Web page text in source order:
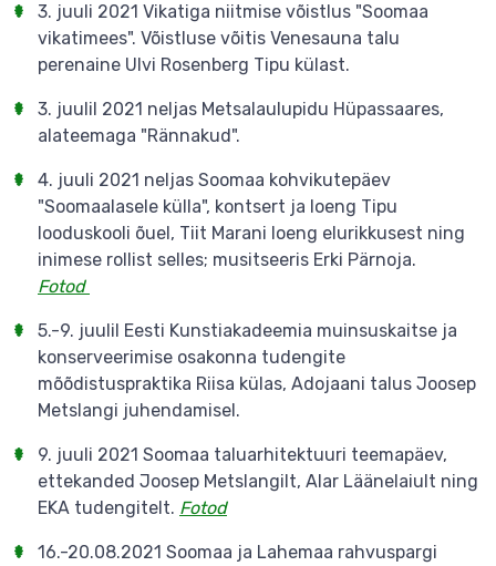
3. juuli 2021 Vikatiga niitmise võistlus "Soomaa
vikatimees". Võistluse võitis Venesauna talu
perenaine Ulvi Rosenberg Tipu külast.
3. juulil 2021 neljas Metsalaulupidu Hüpassaares,
alateemaga "Rännakud".
4. juuli 2021 neljas Soomaa kohvikutepäev
"Soomaalasele külla", kontsert ja loeng Tipu
looduskooli õuel, Tiit Marani loeng elurikkusest ning
inimese rollist selles; musitseeris Erki Pärnoja.
Fotod
5.-9. juulil Eesti Kunstiakadeemia muinsuskaitse ja
konserveerimise osakonna tudengite
mõõdistuspraktika Riisa külas, Adojaani talus Joosep
Metslangi juhendamisel.
9. juuli 2021 Soomaa taluarhitektuuri teemapäev,
ettekanded Joosep Metslangilt, Alar Läänelaiult ning
EKA tudengitelt. Fotod
16.-20.08.2021 Soomaa ja Lahemaa rahvuspargi